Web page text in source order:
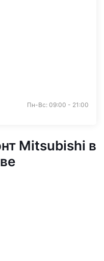
Пн-Вс: 09:00 - 21:00
Mitsubishi в